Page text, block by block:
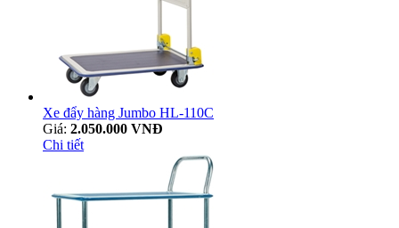
Xe đẩy hàng Jumbo HL-110C
Giá: 2.050.000 VNĐ
Chi tiết